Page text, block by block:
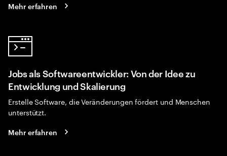
Mehr erfahren
Jobs als Softwareentwickler: Von der Idee zu
Entwicklung und Skalierung
Erstelle Software, die Veränderungen fördert und Menschen
unterstützt.
Mehr erfahren